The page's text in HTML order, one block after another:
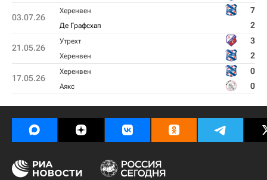
03.07.26
Херенвен 7
Де Графсхап 2
21.05.26
Утрехт 3
Херенвен 2
17.05.26
Херенвен 0
Аякс 0